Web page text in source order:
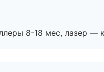
8-18 мес, лазер —